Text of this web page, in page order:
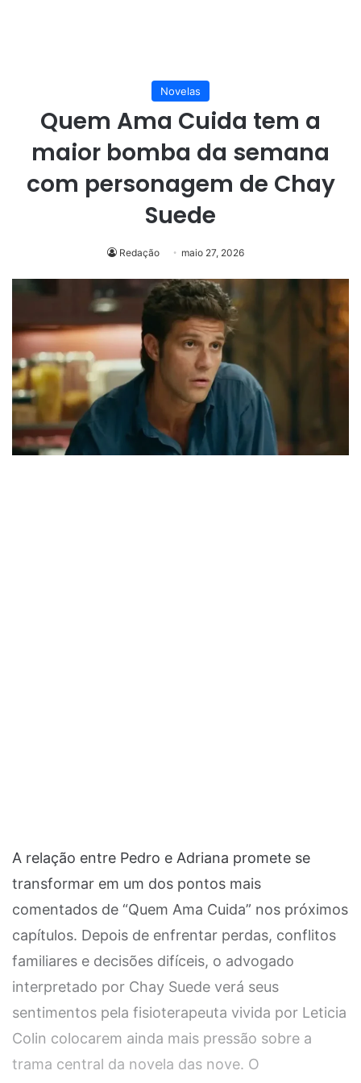
Novelas
Quem Ama Cuida tem a
maior bomba da semana
com personagem de Chay
Suede
Redação maio 27, 2026
A relação entre Pedro e Adriana promete se
transformar em um dos pontos mais
comentados de “Quem Ama Cuida” nos próximos
capítulos. Depois de enfrentar perdas, conflitos
familiares e decisões difíceis, o advogado
interpretado por Chay Suede verá seus
sentimentos pela fisioterapeuta vivida por Leticia
Colin colocarem ainda mais pressão sobre a
trama central da novela das nove. O